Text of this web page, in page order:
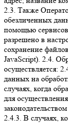
2.3. Также
обезличенных
помощью сервисов
разрешено в
сохранение
JavaScript). 2.4.
осуществляется:
данных на
случаях, когда
для
2.4.3. В случаях,